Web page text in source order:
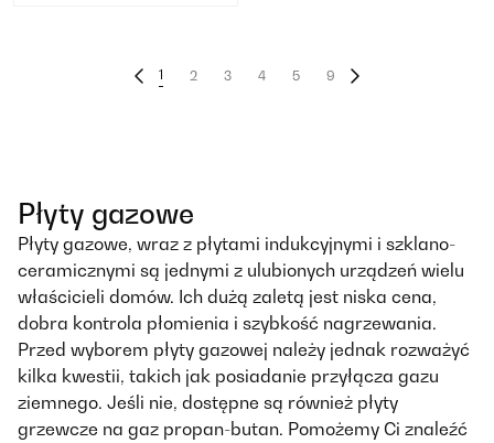
1 2 3 4 5 9
Płyty gazowe
Płyty gazowe, wraz z płytami indukcyjnymi i szklano-
ceramicznymi są jednymi z ulubionych urządzeń wielu
właścicieli domów. Ich dużą zaletą jest niska cena,
dobra kontrola płomienia i szybkość nagrzewania.
Przed wyborem płyty gazowej należy jednak rozważyć
kilka kwestii, takich jak posiadanie przyłącza gazu
ziemnego. Jeśli nie, dostępne są również płyty
grzewcze na gaz propan-butan. Pomożemy Ci znaleźć